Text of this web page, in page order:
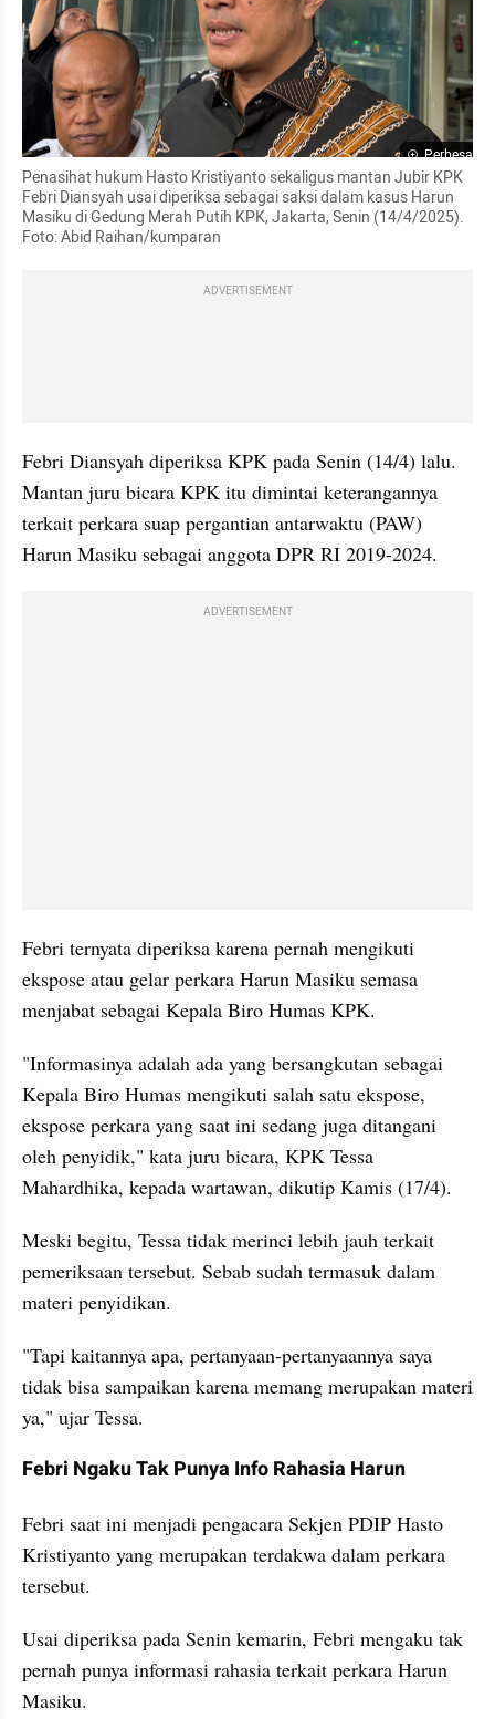
Perbesar
Penasihat hukum Hasto Kristiyanto sekaligus mantan Jubir KPK
Febri Diansyah usai diperiksa sebagai saksi dalam kasus Harun
Masiku di Gedung Merah Putih KPK, Jakarta, Senin (14/4/2025).
Foto: Abid Raihan/kumparan
ADVERTISEMENT
Febri Diansyah diperiksa KPK pada Senin (14/4) lalu.
Mantan juru bicara KPK itu dimintai keterangannya
terkait perkara suap pergantian antarwaktu (PAW)
Harun Masiku sebagai anggota DPR RI 2019-2024.
ADVERTISEMENT
Febri ternyata diperiksa karena pernah mengikuti
ekspose atau gelar perkara Harun Masiku semasa
menjabat sebagai Kepala Biro Humas KPK.
"Informasinya adalah ada yang bersangkutan sebagai
Kepala Biro Humas mengikuti salah satu ekspose,
ekspose perkara yang saat ini sedang juga ditangani
oleh penyidik," kata juru bicara, KPK Tessa
Mahardhika, kepada wartawan, dikutip Kamis (17/4).
Meski begitu, Tessa tidak merinci lebih jauh terkait
pemeriksaan tersebut. Sebab sudah termasuk dalam
materi penyidikan.
"Tapi kaitannya apa, pertanyaan-pertanyaannya saya
tidak bisa sampaikan karena memang merupakan materi
ya," ujar Tessa.
Febri Ngaku Tak Punya Info Rahasia Harun
Febri saat ini menjadi pengacara Sekjen PDIP Hasto
Kristiyanto yang merupakan terdakwa dalam perkara
tersebut.
Usai diperiksa pada Senin kemarin, Febri mengaku tak
pernah punya informasi rahasia terkait perkara Harun
Masiku.